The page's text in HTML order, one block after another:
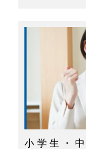
小学生・